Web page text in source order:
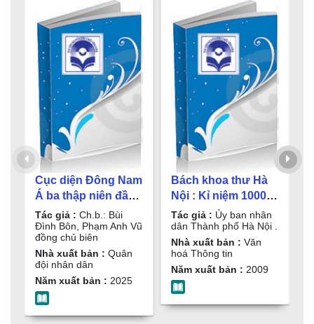
Cục diện Đông Nam
Á ba thập niên đầu
thế kỷ XXI và tác
động đến Việt Nam /
Ch.b.: Bùi Đình
Bôn, Phạm Anh Vũ
đồng chủ biên
Tác giả : Ch.b.: Bùi
Đình Bôn, Phạm Anh Vũ
đồng chủ biên
Nhà xuất bản : Quân
đội nhân dân
Năm xuất bản : 2025
Bách khoa thư Hà
Nội : Kỉ niệm 1000
năm Thăng Long -
Hà Nội 1010 - 2010 /
Ủy ban nhân dân
Thành phố Hà Nội .
T.3 , Chính trị
Tác giả : Ủy ban nhân
dân Thành phố Hà Nội .
Nhà xuất bản : Văn
hoá Thông tin
Năm xuất bản : 2009